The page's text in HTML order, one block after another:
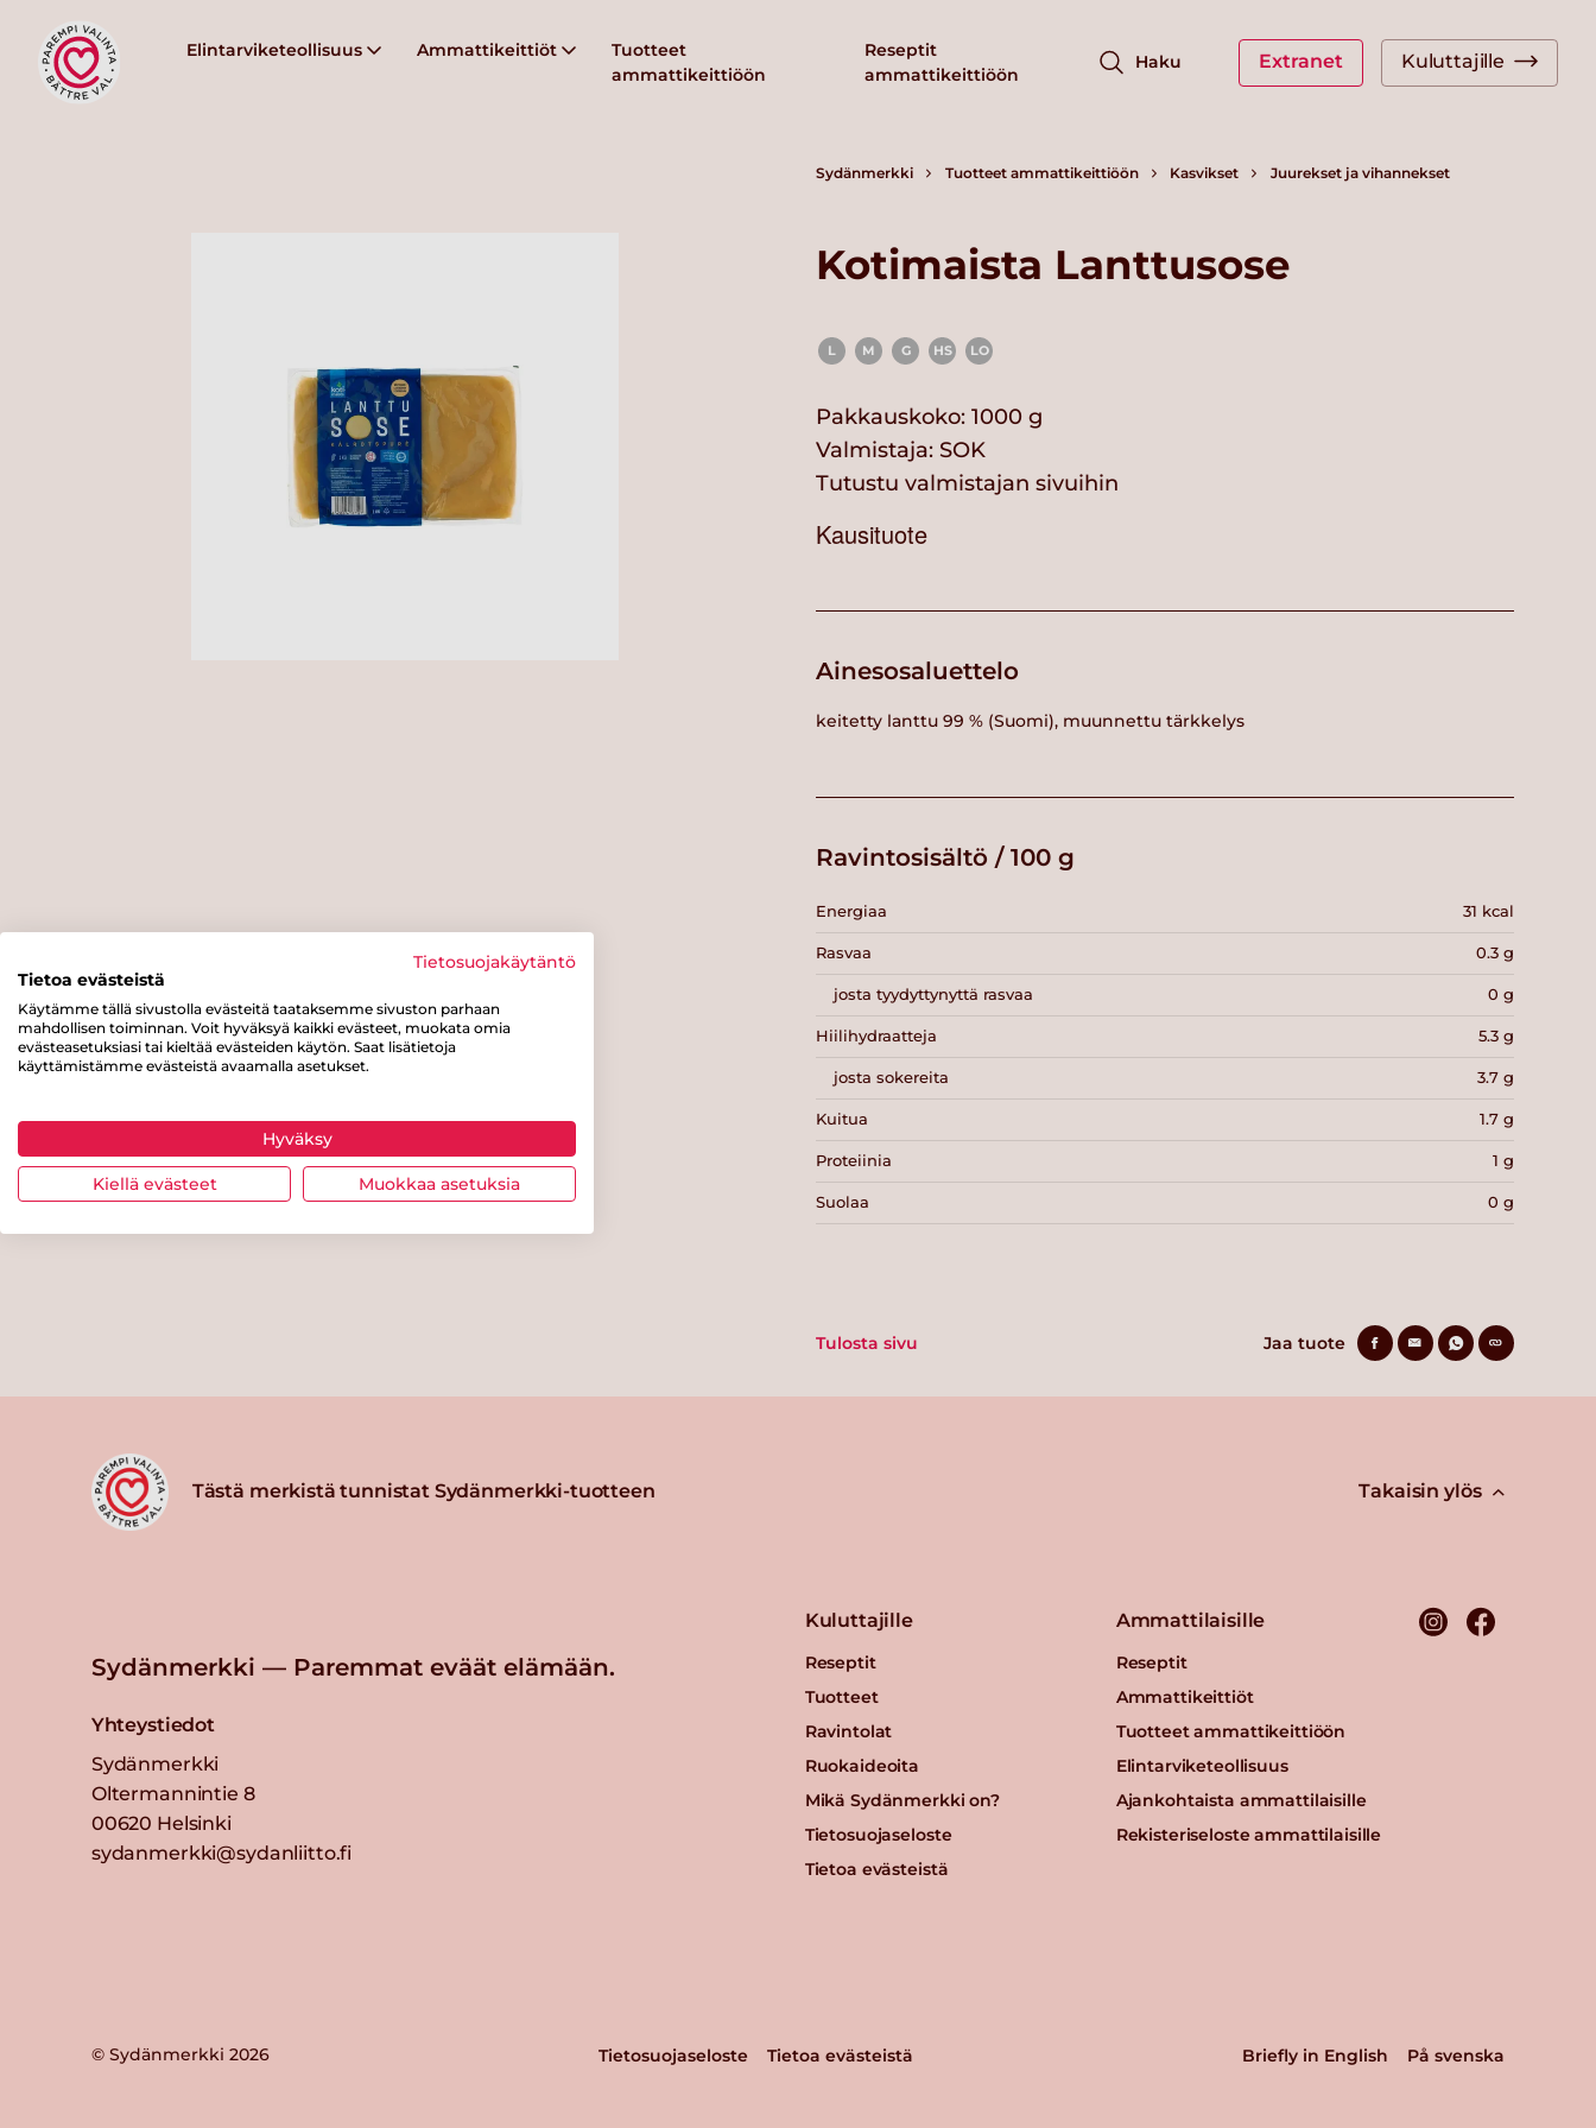
Elintarviketeollisuus Ammattikeittiöt
Tuotteet
ammattikeittiöön
Reseptit
ammattikeittiöön
Haku Extranet Kuluttajille
Sydänmerkki Tuotteet ammattikeittiöön Kasvikset Juurekset ja vihannekset
Kotimaista Lanttusose
L M G HS LO
Pakkauskoko: 1000 g
Valmistaja: SOK
Tutustu valmistajan sivuihin
Kausituote
Ainesosaluettelo
keitetty lanttu 99 % (Suomi), muunnettu tärkkelys
Ravintosisältö / 100 g
Energiaa 31 kcal
Rasvaa 0.3 g
josta tyydyttynyttä rasvaa 0 g
Hiilihydraatteja 5.3 g
josta sokereita 3.7 g
Kuitua 1.7 g
Proteiinia 1 g
Suolaa 0 g
Tulosta sivu Jaa tuote
Tästä merkistä tunnistat Sydänmerkki-tuotteen Takaisin ylös
Sydänmerkki — Paremmat eväät elämään.
Yhteystiedot
Sydänmerkki
Oltermannintie 8
00620 Helsinki
sydanmerkki@sydanliitto.fi
Kuluttajille
Reseptit
Tuotteet
Ravintolat
Ruokaideoita
Mikä Sydänmerkki on?
Tietosuojaseloste
Tietoa evästeistä
Ammattilaisille
Reseptit
Ammattikeittiöt
Tuotteet ammattikeittiöön
Elintarviketeollisuus
Ajankohtaista ammattilaisille
Rekisteriseloste ammattilaisille
© Sydänmerkki 2026 Tietosuojaseloste Tietoa evästeistä Briefly in English På svenska
Tietosuojakäytäntö
Tietoa evästeistä
Käytämme tällä sivustolla evästeitä taataksemme sivuston parhaan
mahdollisen toiminnan. Voit hyväksyä kaikki evästeet, muokata omia
evästeasetuksiasi tai kieltää evästeiden käytön. Saat lisätietoja
käyttämistämme evästeistä avaamalla asetukset.
Hyväksy
Kiellä evästeet Muokkaa asetuksia